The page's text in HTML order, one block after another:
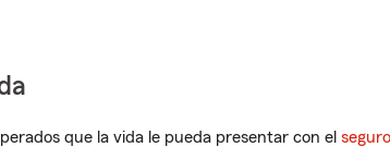
que la vida le pueda presentar con el